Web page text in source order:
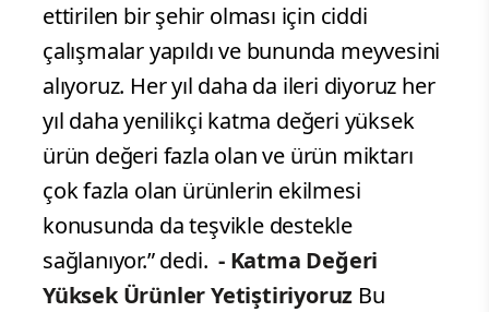
ettirilen bir şehir olması için ciddi
çalışmalar yapıldı ve bununda meyvesini
alıyoruz. Her yıl daha da ileri diyoruz her
yıl daha yenilikçi katma değeri yüksek
ürün değeri fazla olan ve ürün miktarı
çok fazla olan ürünlerin ekilmesi
konusunda da teşvikle destekle
sağlanıyor.” dedi. - Katma Değeri
Yüksek Ürünler Yetiştiriyoruz Bu